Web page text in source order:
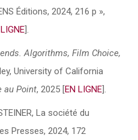
Éditions, 2024, 216 p »,
].
Algorithms, Film Choice,
University of California
au Point, 2025 [EN LIGNE].
La société du
Presses, 2024, 172